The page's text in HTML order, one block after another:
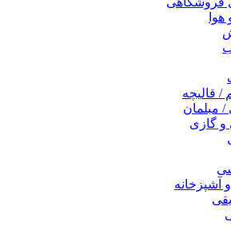
قالیچه
/ مبلمان
و گازی
آشپزخانه